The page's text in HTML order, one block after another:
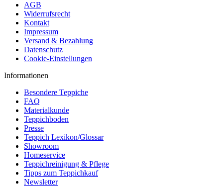
AGB
Widerrufsrecht
Kontakt
Impressum
Versand & Bezahlung
Datenschutz
Cookie-Einstellungen
Informationen
Besondere Teppiche
FAQ
Materialkunde
Teppichboden
Presse
Teppich Lexikon/Glossar
Showroom
Homeservice
Teppichreinigung & Pflege
Tipps zum Teppichkauf
Newsletter